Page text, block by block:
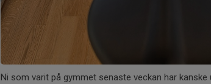
Ni som varit på gymmet senaste veckan har kanske